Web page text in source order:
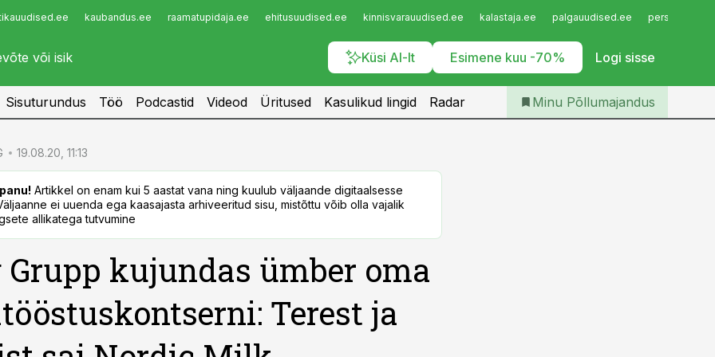
kaubandus.ee raamatupidaja.ee ehitusuudised.ee kinnisvarauudised.ee kalastaja.ee palgauudised.ee
Küsi AI-lt Esimene kuu -70% Logi sisse
Infopank
Iseteenindus
Telli Põllumajandus
Sisuturundus Töö Podcastid Videod Üritused Kasulikud lingid Radar Minu Põllumajandus
19.08.20, 11:13
Artikkel on enam kui 5 aastat vana ning kuulub väljaande digitaalsesse
ei uuenda ega kaasajasta arhiveeritud sisu, mistõttu võib olla vajalik
allikatega tutvumine
Grupp kujundas ümber oma
Terest ja